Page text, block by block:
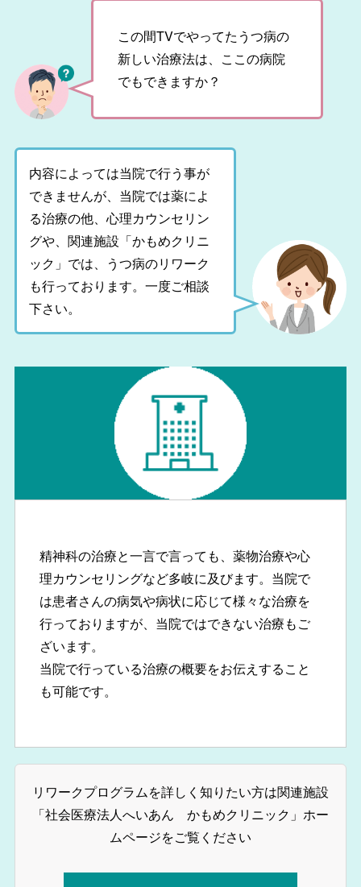
この間TVでやってたうつ病の
新しい治療法は、ここの病院
でもできますか？
内容によっては当院で行う事が
できませんが、当院では薬によ
る治療の他、心理カウンセリン
グや、関連施設「かもめクリニ
ック」では、うつ病のリワーク
も行っております。一度ご相談
下さい。
精神科の治療と一言で言っても、薬物治療や心
理カウンセリングなど多岐に及びます。当院で
は患者さんの病気や病状に応じて様々な治療を
行っておりますが、当院ではできない治療もご
ざいます。
当院で行っている治療の概要をお伝えすること
も可能です。
リワークプログラムを詳しく知りたい方は関連施設
「社会医療法人へいあん かもめクリニック」ホー
ムページをご覧ください